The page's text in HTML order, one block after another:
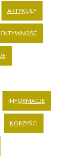
ARTYKUŁY
INFORMACJE
KORZYŚCI